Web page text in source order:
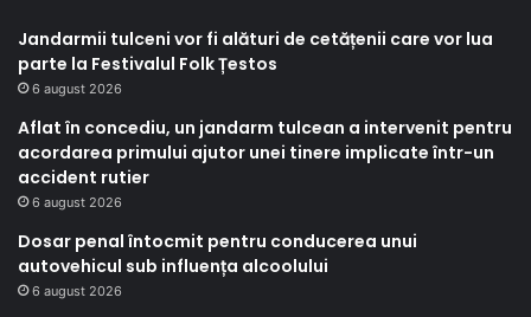
Jandarmii tulceni vor fi alături de cetățenii care vor lua
parte la Festivalul Folk Țestos
6 august 2026
Aflat în concediu, un jandarm tulcean a intervenit pentru
acordarea primului ajutor unei tinere implicate într-un
accident rutier
6 august 2026
Dosar penal întocmit pentru conducerea unui
autovehicul sub influența alcoolului
6 august 2026